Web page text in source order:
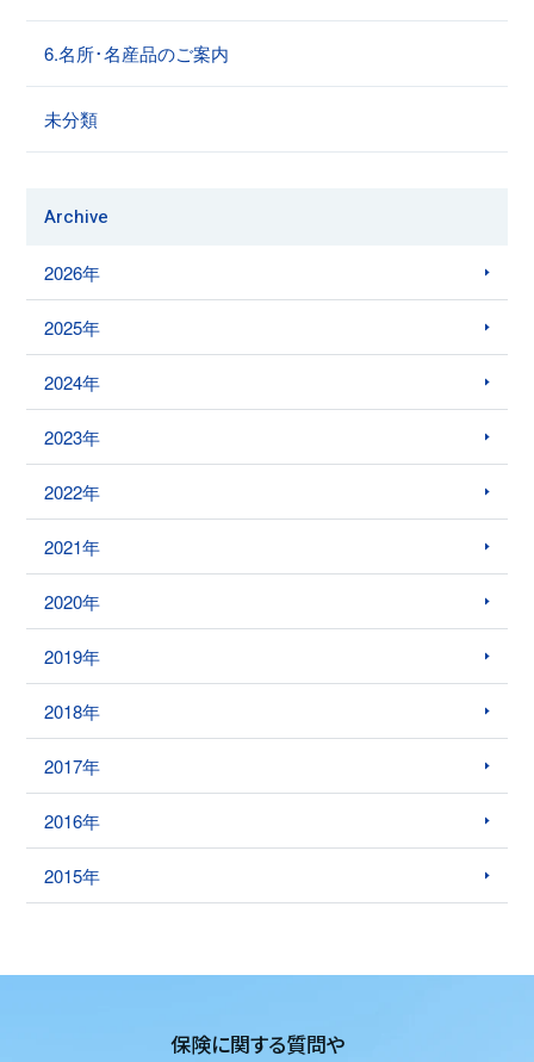
6.名所･名産品のご案内
未分類
Archive
2026年
2025年
2024年
2023年
2022年
2021年
2020年
2019年
2018年
2017年
2016年
2015年
保険に関する質問や